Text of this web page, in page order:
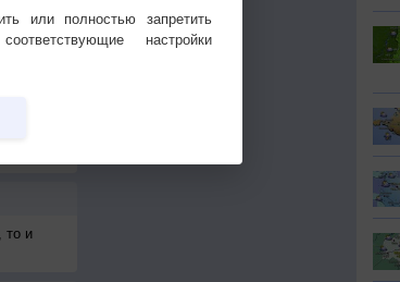
то и
или полностью запретить
настройки